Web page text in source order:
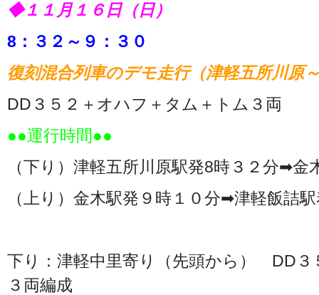
◆１１月１６日（日）
8：３２～９：３０
復刻混合列車のデモ走行（津軽五所川原
DD３５２＋オハフ＋タム＋トム３両
●●運行時間●●
（下り）津軽五所川原駅発8時３２分➡金
（上り）金木駅発９時１０分➡津軽飯詰
下り：津軽中里寄り（先頭から） DD３
３両編成